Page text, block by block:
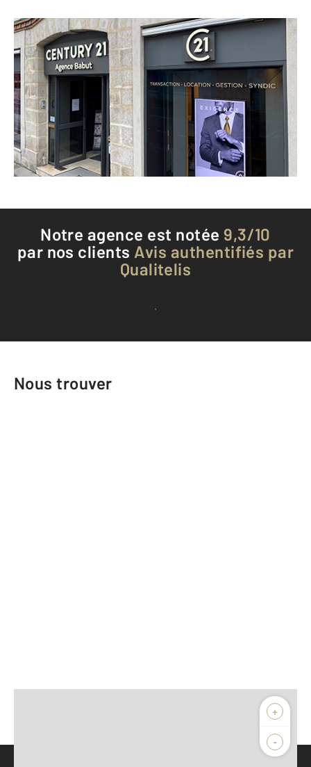
CENTURY 21 Agence Babut
67 rue Grande BP41
FONTAINEBLEAU - 77300
Envoyer un message
Téléphoner à l'agence
Notre agence est notée 9,3/10
par nos clients Avis authentifiés par
Qualitelis
Voir tous les avis clients
Nous trouver
+
-